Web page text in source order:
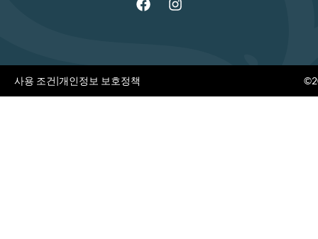
사용 조건|개인정보 보호정책